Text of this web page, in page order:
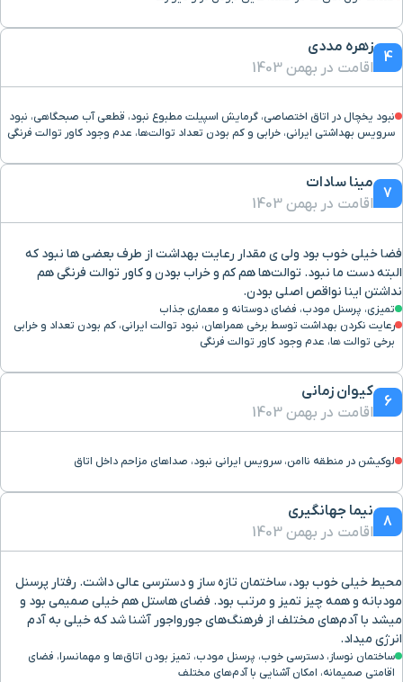
4
زهره مددی
اقامت در بهمن 1403
نبود یخچال در اتاق اختصاصی، گرمایش اسپیلت مطبوع نبود، قطعی آب صبحگاهی، نبود
سرویس بهداشتی ایرانی، خرابی و کم بودن تعداد توالت‌ها، عدم وجود کاور توالت فرنگی
7
مینا سادات
اقامت در بهمن 1403
فضا خیلی خوب بود ولی ی مقدار رعایت بهداشت از طرف بعضی ها نبود که
البته دست ما نبود. توالت‌ها هم کم و خراب بودن و کاور توالت فرنگی هم
نداشتن اینا نواقص اصلی بودن.
تمیزی، پرسنل مودب، فضای دوستانه و معماری جذاب
رعایت نکردن بهداشت توسط برخی همراهان، نبود توالت ایرانی، کم بودن تعداد و خرابی
برخی توالت ها، عدم وجود کاور توالت فرنگی
6
کیوان زمانی
اقامت در بهمن 1403
لوکیشن در منطقه ناامن، سرویس ایرانی نبود، صداهای مزاحم داخل اتاق
8
نیما جهانگیری
اقامت در بهمن 1403
محیط خیلی خوب بود، ساختمان تازه ساز و دسترسی عالی داشت. رفتار پرسنل
مودبانه و همه چیز تمیز و مرتب بود. فضای هاستل هم خیلی صمیمی بود و
میشد با آدم‌های مختلف از فرهنگ‌های جورواجور آشنا شد که خیلی به آدم
انرژی میداد.
ساختمان نوساز، دسترسی خوب، پرسنل مودب، تمیز بودن اتاق‌ها و مهمانسرا، فضای
اقامتی صمیمانه، امکان آشنایی با آدم‌های مختلف